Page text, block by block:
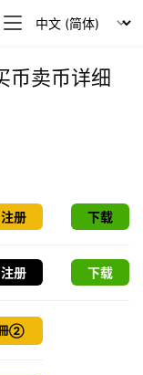
币卖币详细
注册 下载
注册 下载
②